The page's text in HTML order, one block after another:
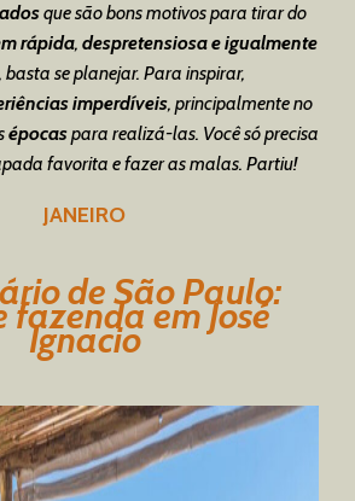
que são bons motivos para tirar do
rápida, despretensiosa e igualmente
basta se planejar. Para inspirar,
imperdíveis, principalmente no
épocaspara realizá-las. Você só precisa
favorita e fazer as malas. Partiu!
JANEIRO
de São Paulo:
fazenda em José
Ignacio